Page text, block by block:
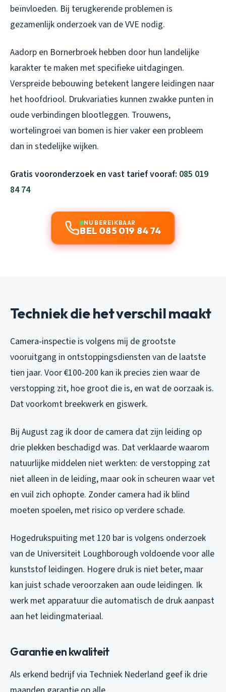
beïnvloeden. Bij terugkerende problemen is
gezamenlijk onderzoek van de VVE nodig.
Aadorp en Bornerbroek hebben door hun landelijke
karakter te maken met specifieke uitdagingen.
Verspreide bebouwing betekent langere leidingen naar
het hoofdriool. Drukvariaties kunnen zwakke punten in
oude verbindingen blootleggen. Trouwens,
wortelingroei van bomen is hier vaker een probleem
dan in stedelijke wijken.
Gratis vooronderzoek en vast tarief vooraf: 085 019
84 74
NU BEREIKBAAR
BEL 085 019 84 74
Techniek die het verschil maakt
Camera-inspectie is volgens mij de grootste
vooruitgang in ontstoppingsdiensten van de laatste
tien jaar. Voor €100-200 kan ik precies zien waar de
verstopping zit, hoe groot die is, en wat de oorzaak is.
Dat voorkomt breekwerk en giswerk.
Bij August zag ik door de camera dat zijn leiding op
drie plekken beschadigd was. Dat verklaarde waarom
natuurlijke middelen niet werkten: de verstopping zat
niet alleen in de leiding, maar ook in scheuren waar vet
en vuil zich ophopte. Zonder camera had ik blind
moeten spoelen, met risico op verdere schade.
Hogedrukspuiting met 120 bar is volgens onderzoek
van de Universiteit Loughborough voldoende voor alle
kunststof leidingen. Hogere druk is niet beter, maar
kan juist schade veroorzaken aan oude leidingen. Ik
werk met apparatuur die automatisch de druk aanpast
aan het leidingmateriaal.
Garantie en kwaliteit
Als erkend bedrijf via Techniek Nederland geef ik drie